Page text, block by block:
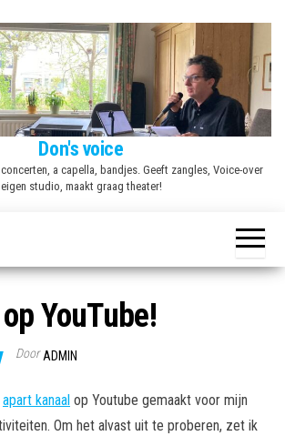
Don's voice
a capella, bandjes. Geeft zangles, Voice-over
eigen studio, maakt graag theater!
YouTube!
Door ADMIN
apart kanaal op Youtube gemaakt voor mijn
Om het alvast uit te proberen, zet ik